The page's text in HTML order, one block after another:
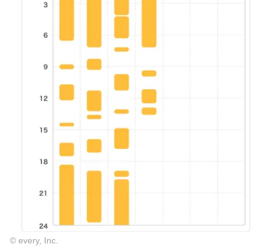
© every, Inc.